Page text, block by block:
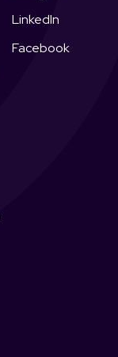
LinkedIn
Facebook